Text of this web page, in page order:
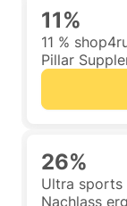
11%
11 %
Pillar
26%
Ultra sports
Nachlass